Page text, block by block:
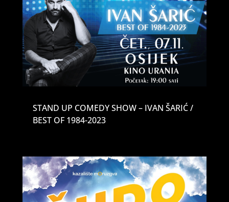
STAND UP COMEDY SHOW – IVAN ŠARIĆ /
BEST OF 1984-2023